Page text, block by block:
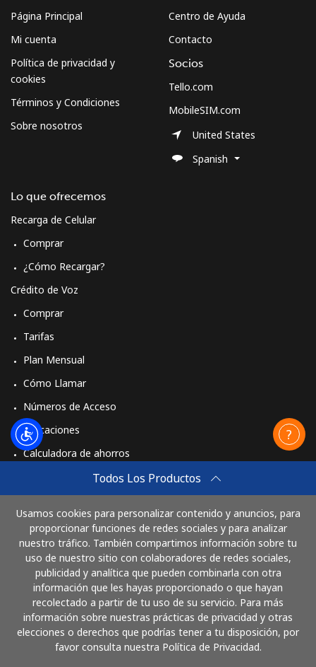
Todos Los Productos
Usamos cookies para personalizar contenido y anuncios, para
proporcionar funciones de redes sociales y para analizar
nuestro tráfico. También compartimos información sobre tu
uso de nuestro sitio con colaboradores de redes sociales,
publicidad y analítica que pueden combinarla con otra
información que les hayas proporcionado o que hayan
recolectado a partir de tu uso de su servicio. Para más
información sobre nuestras prácticas de privacidad y otras
elecciones o derechos que podrías tener a tu disposición, por
favor consulta nuestra Política de Privacidad.
Página Principal
Mi cuenta
Política de privacidad y
cookies
Términos y Condiciones
Sobre nosotros
Lo que ofrecemos
Recarga de Celular
Comprar
¿Cómo Recargar?
Crédito de Voz
Comprar
Tarifas
Plan Mensual
Cómo Llamar
Números de Acceso
Aplicaciones
Calculadora de ahorros
Comprar
Cómo funciona
Centro de Ayuda
Contacto
Socios
Tello.com
MobileSIM.com
United States
Spanish
Paga con